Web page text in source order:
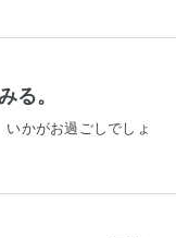
る。
かがお過ごしでしょ